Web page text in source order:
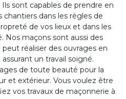
sont capables de prendre en
chantiers dans les règles de
de vos lieux et dans les
Nos maçons sont aussi des
réaliser des ouvrages en
un travail soigné.
de toute beauté pour la
et extérieur. Vous voulez être
vos travaux de maçonnerie à